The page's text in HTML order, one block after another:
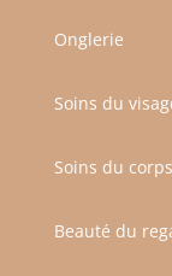
Onglerie
Soins du
Soins du corps
Beauté du